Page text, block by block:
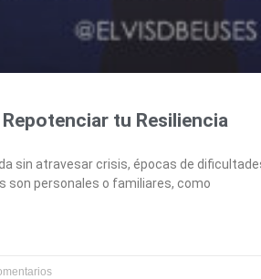
tu Resiliencia
sin atravesar crisis, épocas de
son personales o familiares, como